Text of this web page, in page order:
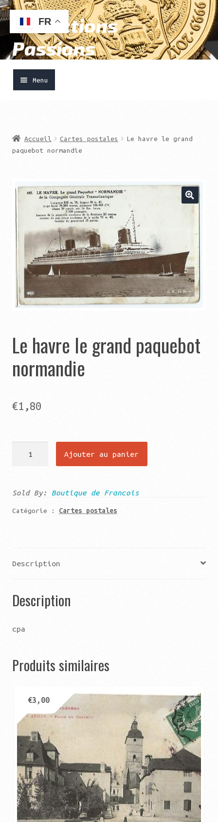
Aller
à
la
navigation
Aller
au
contenu
Collections
Passions
Menu
Vendre
Boutique
Catégories
Contact
Panier
Autres pages
Ouvrir
enfant
le
Accueil Cartes postales
Le havre le grand
paquebot normandie
Le havre le grand paquebot
normandie
€1,80
havre
grand
Ajouter au panier
Sold By: Boutique de Francois
Catégorie : Cartes postales
Description
Description
cpa
Produits similaires
€3,00
FR